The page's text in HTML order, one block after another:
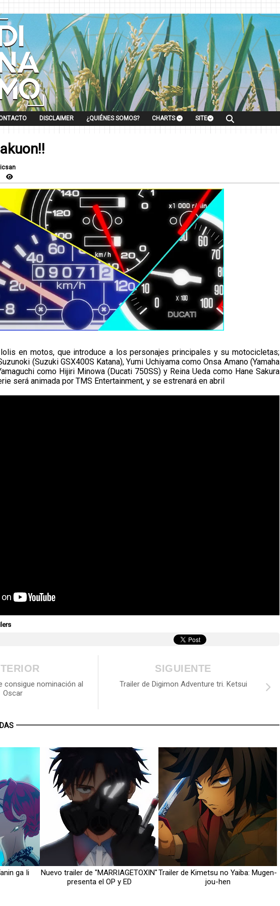
DISCLAIMER ¿QUIÉNES SOMOS? CHARTS SITE
en motos, que introduce a los personajes principales y su motocicletas;
(Suzuki GSX400S Katana), Yumi Uchiyama como Onsa Amano (Yamaha
como Hijiri Minowa (Ducati 750SS) y Reina Ueda como Hane Sakura
será animada por TMS Entertainment, y se estrenará en abril
SIGUIENTE
Trailer de Digimon Adventure tri. Ketsui
consigue nominación al
Oscar
ga Ii
Nuevo trailer de "MARRIAGETOXIN"
presenta el OP y ED
Trailer de Kimetsu no Yaiba: Mugen-
jou-hen